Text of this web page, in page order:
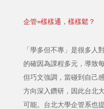
企管=樣樣通，樣樣鬆？
「學多但不專」是很多人
的確因為課程多元，導致
但巧文強調，當碰到自己
方向深入鑽研，因此台北
可能。台北大學企管系也